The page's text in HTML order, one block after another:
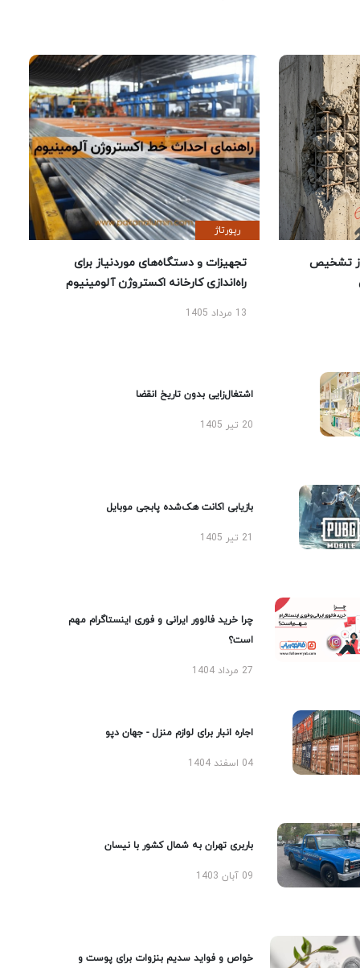
تشخیص
رپورتاژ
تجهیزات و دستگاه‌های موردنیاز برای
راه‌اندازی کارخانه اکستروژن آلومینیوم
13 مرداد 1405
اشتغال‌زایی بدون تاریخ انقضا
20 تیر 1405
بازیابی اکانت هک‌شده پابجی موبایل
چرا خرید فالوور ایرانی و فوری اینستاگرام مهم
است؟
27 مرداد 1404
اجاره انبار برای لوازم منزل - جهان دپو
04 اسفند 1404
باربری تهران به شمال کشور با نیسان
09 آبان 1403
خواص و فواید سدیم بنزوات برای پوست و